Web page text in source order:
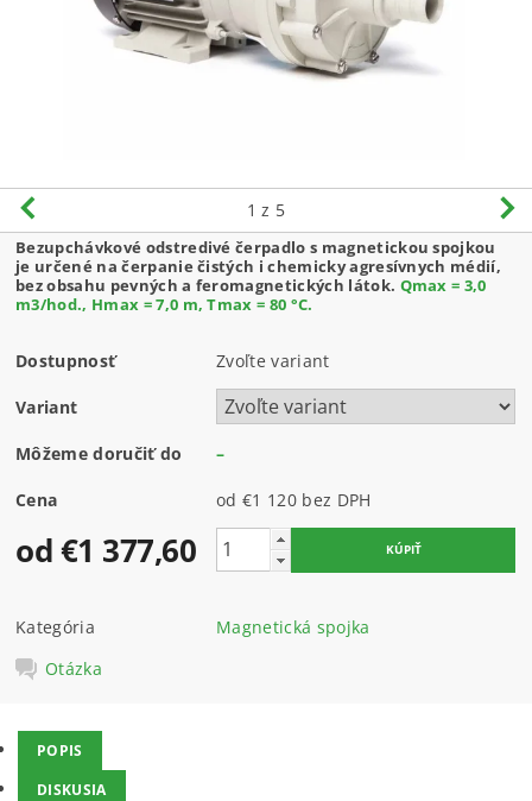
1 z 5
Bezupchávkové odstredivé čerpadlo s magnetickou spojkou
je určené na čerpanie čistých i chemicky agresívnych médií,
bez obsahu pevných a feromagnetických látok. Qmax = 3,0
m3/hod., Hmax = 7,0 m, Tmax = 80 °C.
Dostupnosť Zvoľte variant
Variant
Môžeme doručiť do –
Cena od €1 120 bez DPH
od €1 377,60
Kategória
Magnetická spojka
Otázka
POPIS
DISKUSIA